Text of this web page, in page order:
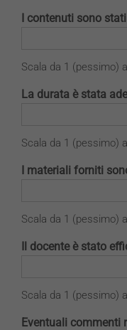
I contenuti sono
Scala da 1 (pessimo)
La durata è stata
Scala da 1 (pessimo)
I materiali forniti
Scala da 1 (pessimo)
Il docente è stato
Scala da 1 (pessimo)
Eventuali commenti